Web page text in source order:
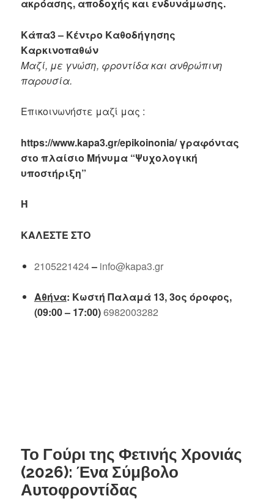
ακρόασης, αποδοχής και ενδυνάμωσης.
Κάπα3 – Κέντρο Καθοδήγησης
Καρκινοπαθών
Μαζί, με γνώση, φροντίδα και ανθρώπινη
παρουσία.
Επικοινωνήστε μαζί μας :
https://www.kapa3.gr/epikoinonia/ γραφόντας
στο πλαίσιο Μήνυμα “Ψυχολογική
υποστήριξη”
Ή
ΚΑΛΈΣΤΕ ΣΤΟ
2105221424– info@kapa3.gr
Αθήνα: Κωστή Παλαμά 13, 3ος όροφος,
(09:00 – 17:00)6982003282
Το Γούρι της Φετινής Χρονιάς
(2026): Ένα Σύμβολο
Αυτοφροντίδας